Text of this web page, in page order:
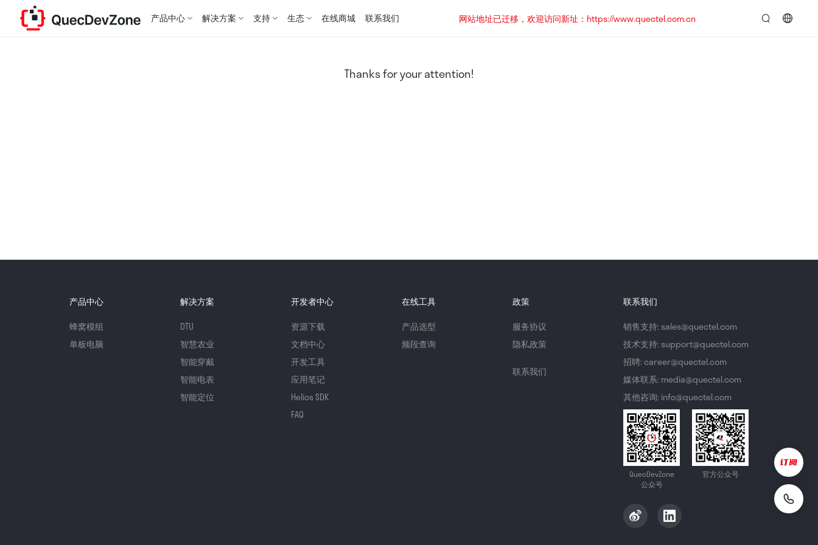
产品中心 解决方案 支持 生态 在线商城 联系我们
网站地址已迁移，欢迎访问新址：https://www.quectel.com.cn
Thanks for your attention!
产品中心
蜂窝模组
单板电脑
解决方案
DTU
智慧农业
智能穿戴
智能电表
智能定位
开发者中心
资源下载
文档中心
开发工具
应用笔记
Helios SDK
FAQ
在线工具
产品选型
频段查询
政策
服务协议
隐私政策
联系我们
联系我们
销售支持: sales@quectel.com
技术支持: support@quectel.com
招聘: career@quectel.com
媒体联系: media@quectel.com
其他咨询: info@quectel.com
QuecDevZone
公众号
官方公众号